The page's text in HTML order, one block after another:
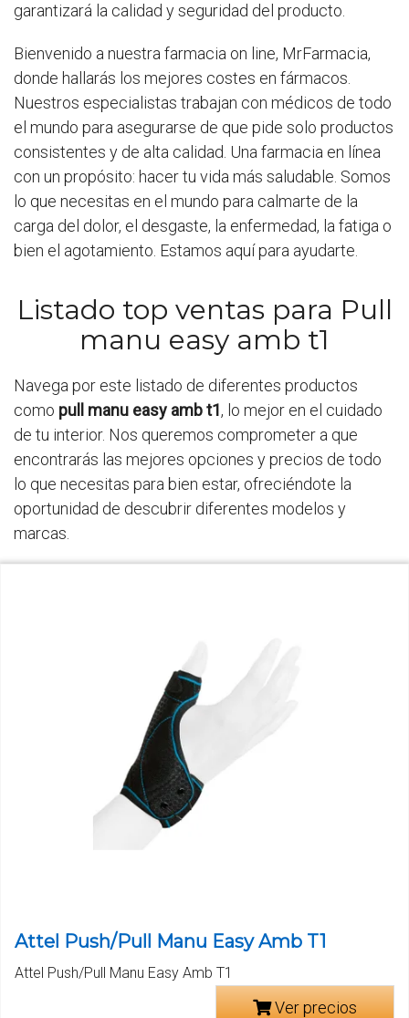
garantizará la calidad y seguridad del producto.
Bienvenido a nuestra farmacia on line, MrFarmacia,
donde hallarás los mejores costes en fármacos.
Nuestros especialistas trabajan con médicos de todo
el mundo para asegurarse de que pide solo productos
consistentes y de alta calidad. Una farmacia en línea
con un propósito: hacer tu vida más saludable. Somos
lo que necesitas en el mundo para calmarte de la
carga del dolor, el desgaste, la enfermedad, la fatiga o
bien el agotamiento. Estamos aquí para ayudarte.
Listado top ventas para Pull
manu easy amb t1
Navega por este listado de diferentes productos
como pull manu easy amb t1, lo mejor en el cuidado
de tu interior. Nos queremos comprometer a que
encontrarás las mejores opciones y precios de todo
lo que necesitas para bien estar, ofreciéndote la
oportunidad de descubrir diferentes modelos y
marcas.
Attel Push/Pull Manu Easy Amb T1
Attel Push/Pull Manu Easy Amb T1
Ver precios